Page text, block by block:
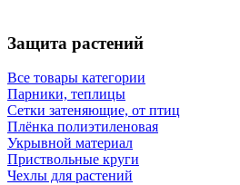
Защита растений
Все товары категории
Парники, теплицы
Сетки затеняющие, от птиц
Плёнка полиэтиленовая
Укрывной материал
Приствольные круги
Чехлы для растений